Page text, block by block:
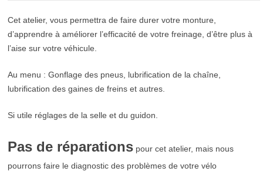
Cet atelier, vous permettra de faire durer votre monture,
d’apprendre à améliorer l’efficacité de votre freinage, d’être plus à
l’aise sur votre véhicule.
Au menu : Gonflage des pneus, lubrification de la chaîne,
lubrification des gaines de freins et autres.
Si utile réglages de la selle et du guidon.
Pas de réparationspour cet atelier, mais nous
pourrons faire le diagnostic des problèmes de votre vélo